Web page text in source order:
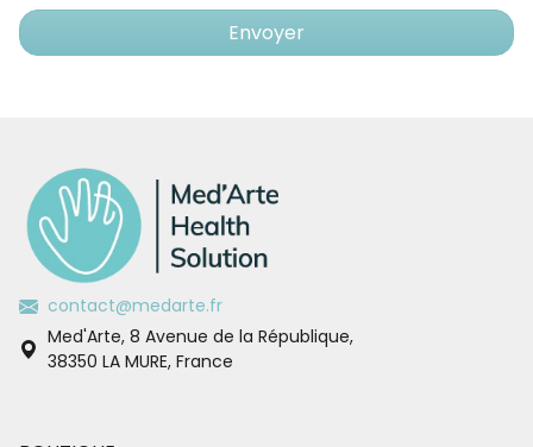
Envoyer
contact@medarte.fr
Med'Arte, 8 Avenue de la République,
38350 LA MURE, France